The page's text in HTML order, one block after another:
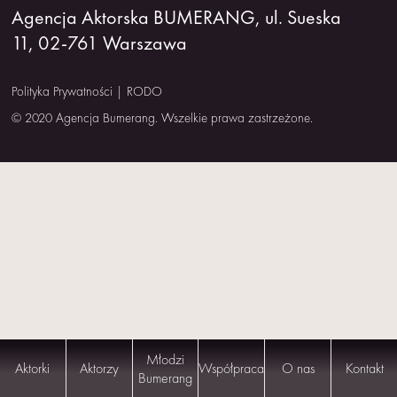
NAS
Aktorki Aktorzy
Młodzi
Bumerang Współpraca O nas Kontakt
Agencja Aktorska BUMERANG, ul. Sueska
11, 02-761 Warszawa
Polityka Prywatności | RODO
© 2020 Agencja Bumerang. Wszelkie prawa zastrzeżone.